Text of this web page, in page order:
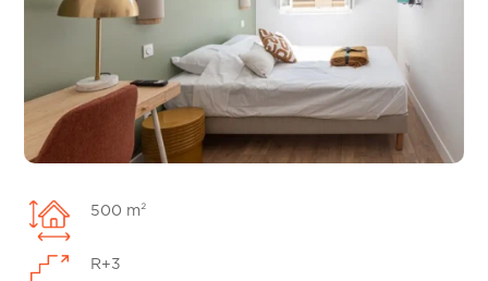
500 m²
R+3